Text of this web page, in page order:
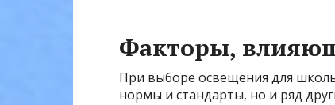
Факторы,
При выборе освещения для
нормы и стандарты, но и ряд